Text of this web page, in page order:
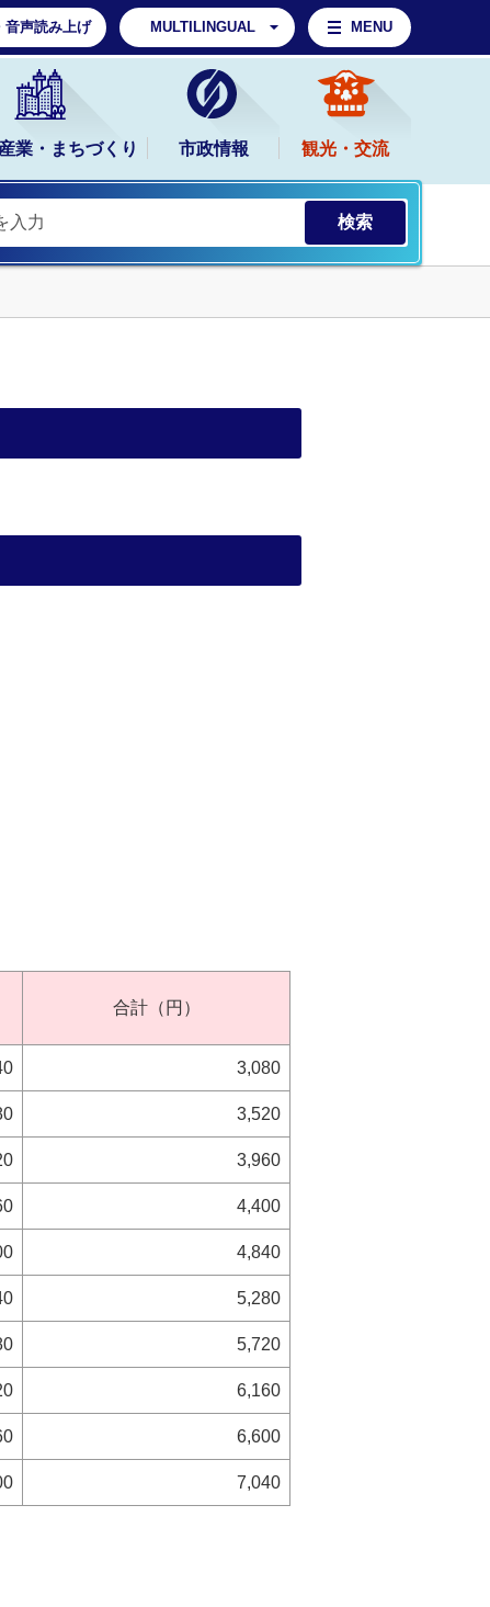
音声読み上げ MULTILINGUAL MENU
業・まちづくり 市政情報 観光・交流
合計（円）
3,080
3,520
3,960
4,400
4,840
5,280
5,720
6,160
6,600
7,040